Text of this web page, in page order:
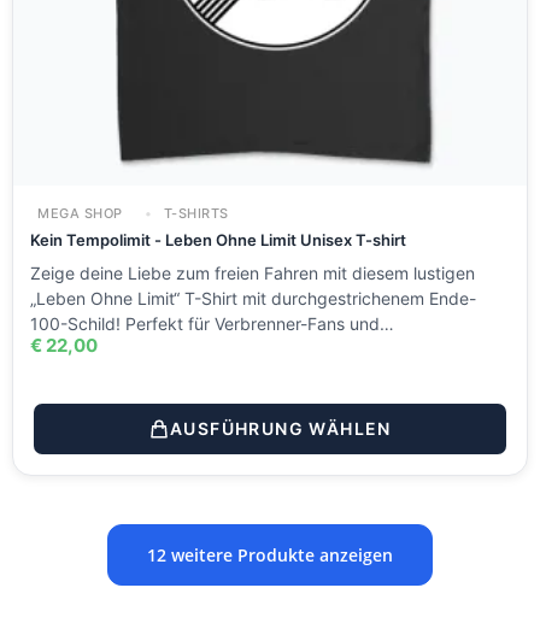
MEGA SHOP T-SHIRTS
Kein Tempolimit - Leben Ohne Limit Unisex T-shirt
Zeige deine Liebe zum freien Fahren mit diesem lustigen
„Leben Ohne Limit“ T-Shirt mit durchgestrichenem Ende-
100-Schild! Perfekt für Verbrenner-Fans und…
€ 22,00
AUSFÜHRUNG WÄHLEN
12 weitere Produkte anzeigen